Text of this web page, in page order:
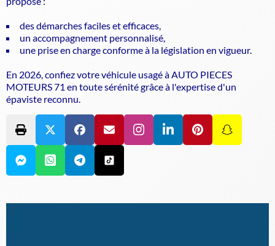
des démarches faciles et efficaces,
un accompagnement personnalisé,
une prise en charge conforme à la législation en vigueur.
En 2026, confiez votre véhicule usagé à AUTO PIECES
MOTEURS 71 en toute sérénité grâce à l'expertise d'un
épaviste reconnu.